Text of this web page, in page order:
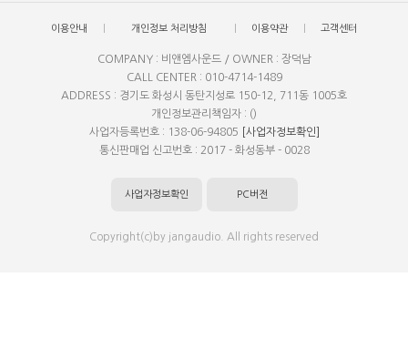
이용안내 개인정보 처리방침 이용약관 고객센터
COMPANY : 비앤엠사운드 / OWNER : 장덕남
CALL CENTER : 010-4714-1489
ADDRESS : 경기도 화성시 동탄지성로 150-12, 711동 1005호
개인정보관리책임자 : ()
사업자등록번호 : 138-06-94805
[사업자정보확인]
통신판매업 신고번호 : 2017 - 화성동부 - 0028
사업자정보확인 PC버전
Copyright(c)by jangaudio. All rights reserved